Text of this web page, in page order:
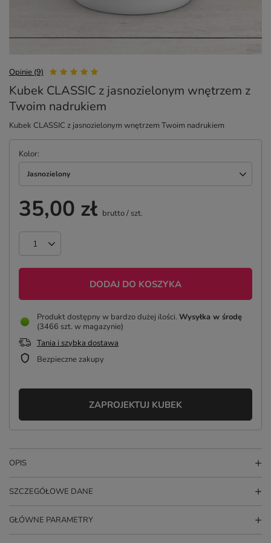
Opinie (9)
Kubek CLASSIC z jasnozielonym wnętrzem z
Twoim nadrukiem
Kubek CLASSIC z jasnozielonym wnętrzem Twoim nadrukiem
Kolor
Jasnozielony
35,00 zł brutto/ szt.
DODAJ DO KOSZYKA
Produkt dostępny w bardzo dużej ilości Wysyłka w środę
(3466 szt. w magazynie)
Tania i szybka dostawa
Bezpieczne zakupy
ZAPROJEKTUJ KUBEK
OPIS
SZCZEGÓŁOWE DANE
GŁÓWNE PARAMETRY